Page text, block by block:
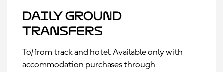
Daily Ground
Transfers
To/from track and hotel. Available only with
accommodation purchases through